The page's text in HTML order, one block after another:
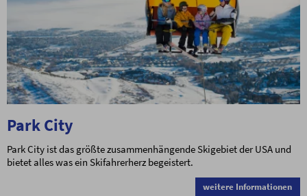
Park City
Park City ist das größte zusammenhängende Skigebiet der USA und
bietet alles was ein Skifahrerherz begeistert.
weitere Informationen